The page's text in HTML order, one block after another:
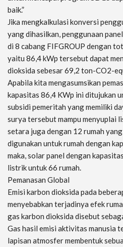
baik.”
Jika mengkalkulasi konversi
yang dihasilkan, penggunaan
di 8 cabang FIFGROUP dengan
yaitu 86,4 kWp tersebut dapat
dioksida sebesar 69,2 ton-CO2-
Apabila kita mengasumsikan
kapasitas 86,4 KWp ini ditujukan
subsidi pemeritah yang memiliki
surya tersebut mampu menyuplai
setara juga dengan 12 rumah
digunakan untuk rumah dengan
maka, solar panel dengan
listrik untuk 66 rumah.
Pemanasan Global
Emisi karbon dioksida pada
menyebabkan terjadinya efek
gas karbon dioksida disebut
Gas hasil emisi aktivitas manusia
lapisan atmosfer membentuk